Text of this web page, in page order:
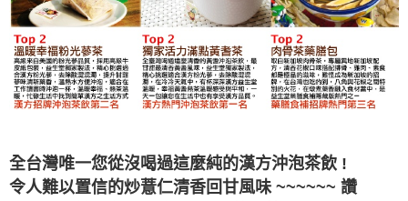
全台灣唯一您從沒喝過這麼純的漢方沖泡茶飲 !
令人難以置信的炒薏仁清香回甘風味 ~~~~~~ 讚